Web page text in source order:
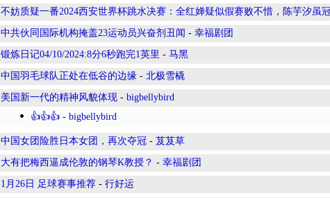
不妨质疑一番2024西安世界杯跳水决赛：全红婵疑似假赛败不惜，陈芋汐虽
中共伙同国际机构掩盖23运动员兴奋剂丑闻 - 幸福剧团
锻炼日记04/10/2024:8分6秒跑完1英里 - 马黑
中国羽毛球队正处在低谷的边缘 - 北极雪橇
美国新一代的精神风貌体现 - bigbellybird
👍👍👍 - bigbellybird
中国女团险胜日本女团，再次夺冠 - 芨芨草
大有把梅西逼成伦敦的钢琴K教授？ - 幸福剧团
1月26日 足球赛事推荐 - 行好运